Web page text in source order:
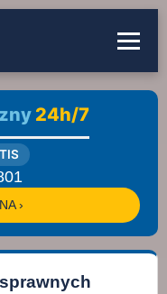
24h/7
›